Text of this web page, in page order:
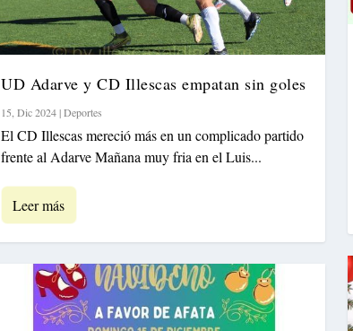
UD Adarve y CD Illescas empatan sin goles
15, Dic 2024|Deportes
El CD Illescas mereció más en un complicado partido
frente al Adarve Mañana muy fria en el Luis...
Leer más